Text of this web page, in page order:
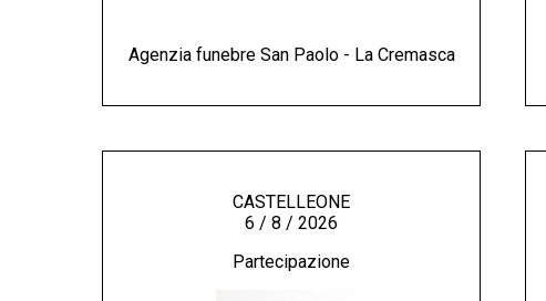
Agenzia funebre San Paolo - La Cremasca
CASTELLEONE
6 / 8 / 2026
Partecipazione